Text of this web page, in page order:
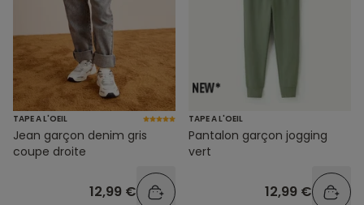
TAPE A L'OEIL
Jean garçon denim gris
coupe droite
12,99 €
TAPE A L'OEIL
Pantalon garçon jogging
vert
12,99 €